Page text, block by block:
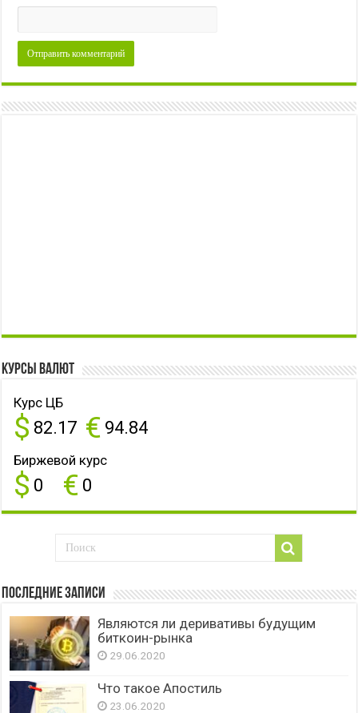
Курсы валют
Курс ЦБ
$ 82.17 € 94.84
Биржевой курс
$ 0 € 0
Последние записи
Являются ли деривативы будущим
биткоин-рынка
29.06.2020
Что такое Апостиль
23.06.2020